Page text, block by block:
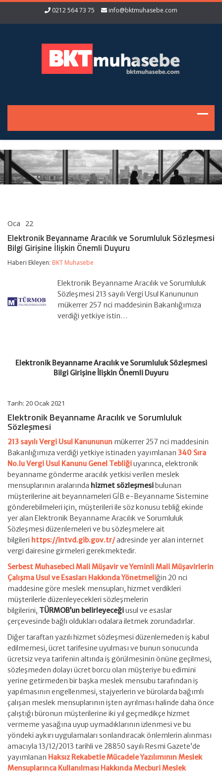
0212 564 73 75 info@bktmuhasebe.com
Oca 22
Aracılık
ve
Sözleşmesi
Girişine
İlişkin
Önemli
Duyuru
Elektronik Beyanname Aracılık ve Sorumluluk Sözleşmesi
Bilgi Girişine İlişkin Önemli Duyuru
Haberi Ekleyen: BKT Muhasebe
Elektronik Beyanname Aracılık ve Sorumluluk
Sözleşmesi 213 sayılı Vergi Usul Kanununun
mükerrer 257 nci maddesinin Bakanlığımıza
verdiği yetkiye istin…
Elektronik Beyanname Aracılık ve Sorumluluk Sözleşmesi
Bilgi Girişine İlişkin Önemli Duyuru
Tarih: 20 Ocak 2021
Elektronik Beyanname Aracılık ve Sorumluluk
Sözleşmesi
213 sayılı Vergi Usul Kanununun mükerrer 257 nci maddesinin
Bakanlığımıza verdiği yetkiye istinaden yayımlanan 340 Sıra
No.lu Vergi Usul Kanunu Genel Tebliğiuyarınca, elektronik
beyanname gönderme aracılık yetkisi verilen meslek
mensuplarının aralarında hizmet sözleşmesibulunan
müşterilerine ait beyannameleri GİB e-Beyanname Sistemine
gönderebilmeleri için, müşterileri ile söz konusu tebliğ ekinde
yer alan Elektronik Beyanname Aracılık ve Sorumluluk
Sözleşmesi düzenlemeleri ve bu sözleşmelere ait
bilgileri https://intvd.gib.gov.tr/adresinde yer alan internet
vergi dairesine girmeleri gerekmektedir.
Serbest Muhasebeci Mali Müşavir ve Yeminli Mali Müşavirlerin
Çalışma Usul ve Esasları Hakkında Yönetmeliğin 20 nci
maddesine göre meslek mensupları, hizmet verdikleri
müşterilerle düzenleyecekleri sözleşmelerin
bilgilerini, TÜRMOB’un belirleyeceğiusul ve esaslar
çerçevesinde bağlı oldukları odalara iletmek zorundadırlar.
Diğer taraftan yazılı hizmet sözleşmesi düzenlemeden iş kabul
edilmemesi, ücret tarifesine uyulması ve bunun sonucunda
ücretsiz veya tarifenin altında iş görülmesinin önüne geçilmesi,
sözleşmeden dolayı ücret borcu olan müşteriye bu edimini
yerine getirmeden bir başka meslek mensubu tarafından iş
yapılmasının engellenmesi, stajyerlerin ve bürolarda bağımlı
çalışan meslek mensuplarının işten ayrılması halinde daha önce
çalıştığı büronun müşterilerine iki yıl geçmedikçe hizmet
vermeme yasağına uyup uymadıklarının izlenmesi ve bu
yöndeki aykırı uygulamaları sonlandıracak önlemlerin alınması
amacıyla 13/12/2013 tarihli ve 28850 sayılı Resmi Gazete’de
yayımlanan Haksız Rekabetle Mücadele Yazılımının Meslek
Mensuplarınca Kullanılması Hakkında Mecburi Meslek